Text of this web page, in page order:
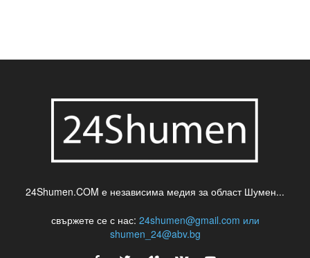
24Shumen.COM е независима медия за област Шумен...
свържете се с нас: 24shumen@gmail.com или
shumen_24@abv.bg